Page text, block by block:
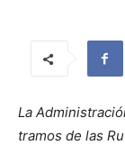
La
tramos de las